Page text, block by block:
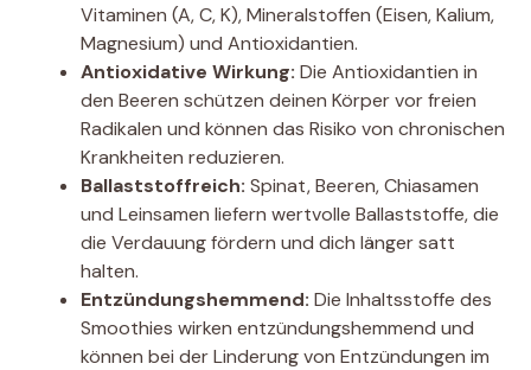
Vitaminen (A, C, K), Mineralstoffen (Eisen, Kalium,
Magnesium) und Antioxidantien.
Antioxidative Wirkung: Die Antioxidantien in
den Beeren schützen deinen Körper vor freien
Radikalen und können das Risiko von chronischen
Krankheiten reduzieren.
Ballaststoffreich: Spinat, Beeren, Chiasamen
und Leinsamen liefern wertvolle Ballaststoffe, die
die Verdauung fördern und dich länger satt
halten.
Entzündungshemmend: Die Inhaltsstoffe des
Smoothies wirken entzündungshemmend und
können bei der Linderung von Entzündungen im